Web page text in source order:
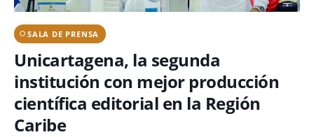
SALA DE PRENSA
Unicartagena, la segunda
institución con mejor producción
científica editorial en la Región
Caribe